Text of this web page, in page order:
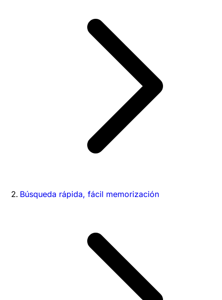
Búsqueda rápida, fácil memorización